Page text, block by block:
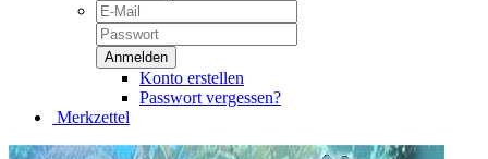
Konto erstellen
Passwort vergessen?
Merkzettel